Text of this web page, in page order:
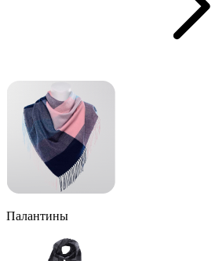
Палантины